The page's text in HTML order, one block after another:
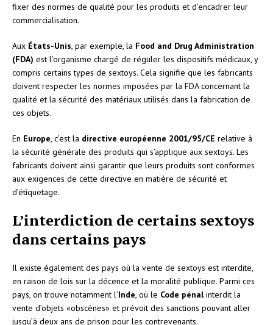
fixer des normes de qualité pour les produits et d’encadrer leur
commercialisation.
Aux États-Unis, par exemple, la Food and Drug Administration
(FDA) est l’organisme chargé de réguler les dispositifs médicaux, y
compris certains types de sextoys. Cela signifie que les fabricants
doivent respecter les normes imposées par la FDA concernant la
qualité et la sécurité des matériaux utilisés dans la fabrication de
ces objets.
En Europe, c’est la directive européenne 2001/95/CE relative à
la sécurité générale des produits qui s’applique aux sextoys. Les
fabricants doivent ainsi garantir que leurs produits sont conformes
aux exigences de cette directive en matière de sécurité et
d’étiquetage.
L’interdiction de certains sextoys
dans certains pays
Il existe également des pays où la vente de sextoys est interdite,
en raison de lois sur la décence et la moralité publique. Parmi ces
pays, on trouve notamment l’Inde, où le Code pénalinterdit la
vente d’objets «obscènes» et prévoit des sanctions pouvant aller
jusqu’à deux ans de prison pour les contrevenants.